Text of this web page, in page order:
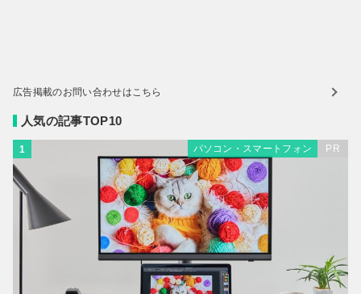
広告掲載のお問い合わせはこちら
人気の記事TOP10
1 パソコン・スマートフォン PR